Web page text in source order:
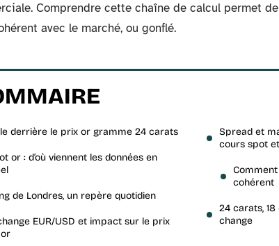
Comprendre cette chaîne de calcul permet
avec le marché, ou gonflé.
derrière le prix or gramme 24 carats
or : d’où viennent les données en
de Londres, un repère quotidien
EUR/USD et impact sur le prix
Spread et
cours spot
cohérent
24 carats,
change